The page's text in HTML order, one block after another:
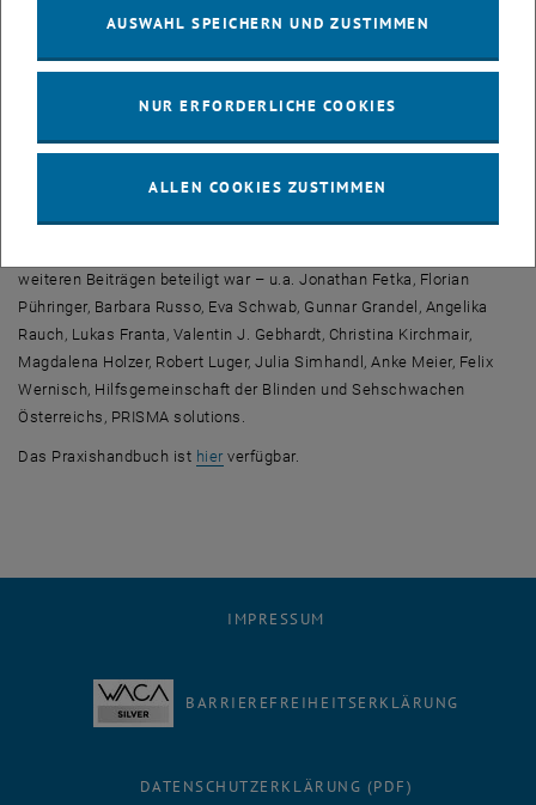
Projektphasen
Barrieren und mögliche Lösungswege
Ein besonderer Dank gilt den Herausgebern Jonathan Fetka und
Mitverfassen des Handbuchs. Wir konnten mit Beiträgen von
Barbara Laa, Lisa Gallian und Harald Frey fachlich mitwirken. Unser
weiteren Beiträgen beteiligt war – u.a. Jonathan Fetka, Florian
Pühringer, Barbara Russo, Eva Schwab, Gunnar Grandel, Angelika
Rauch, Lukas Franta, Valentin J. Gebhardt, Christina Kirchmair,
Magdalena Holzer, Robert Luger, Julia Simhandl, Anke Meier, Felix
Wernisch, Hilfsgemeinschaft der Blinden und Sehschwachen
Österreichs, PRISMA solutions.
Das Praxishandbuch ist hier, öffnet eine externe URL in einem neuen
verfügbar.
IMPRESSUM
BARRIEREFREIHEITSERKLÄRUNG
DATENSCHUTZERKLÄRUNG (PDF)
AUSWAHL SPEICHERN UND ZUSTIMMEN
NUR ERFORDERLICHE COOKIES
ALLEN COOKIES ZUSTIMMEN